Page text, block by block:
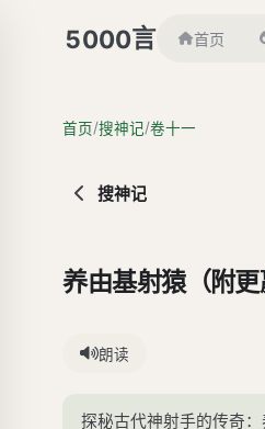
5000言 首页
首页/搜神记/卷十一
搜神记
养由基射猿（附更
朗读
探秘古代神射手的传奇